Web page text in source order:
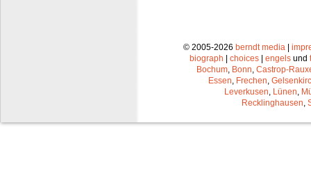
© 2005-2026 berndt media |
biograph | choices | engels und
Bochum Bonn Castrop-
Essen Frechen
Leverkusen Lünen
Recklinghausen